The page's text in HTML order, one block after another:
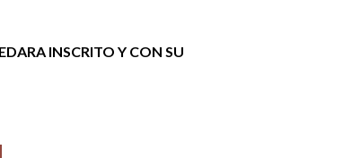
INSCRITO Y CON SU